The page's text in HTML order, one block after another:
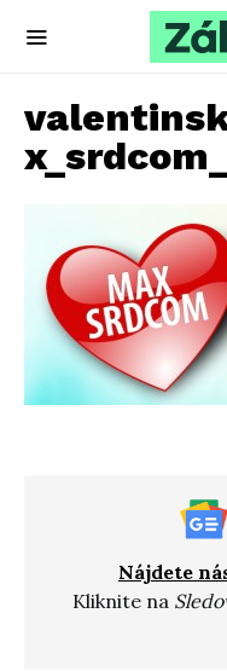
Nájdete
Kliknite na